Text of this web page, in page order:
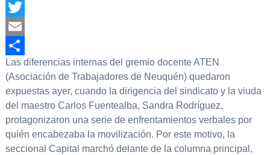
Facebook
Twitter
Email
Compartir
Las diferencias internas del gremio docente ATEN
(Asociación de Trabajadores de Neuquén) quedaron
expuestas ayer, cuando la dirigencia del sindicato y la viuda
del maestro Carlos Fuentealba, Sandra Rodríguez,
protagonizaron una serie de enfrentamientos verbales por
quién encabezaba la movilización. Por este motivo, la
seccional Capital marchó delante de la columna principal,